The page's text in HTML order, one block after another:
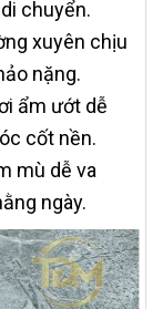
chuyển.
xuyên chịu
nặng.
ẩm ướt dễ
cốt nền.
mù dễ va
ngày.